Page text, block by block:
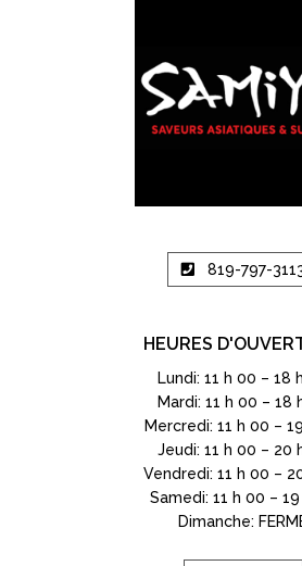
819-797-
HEURES
Lundi: 11 h 00 – 18
Mardi: 11 h 00 – 18
Mercredi: 11 h 00 –
Jeudi: 11 h 00 – 20
Vendredi: 11 h 00 –
Samedi: 11 h 00 –
Dimanche: